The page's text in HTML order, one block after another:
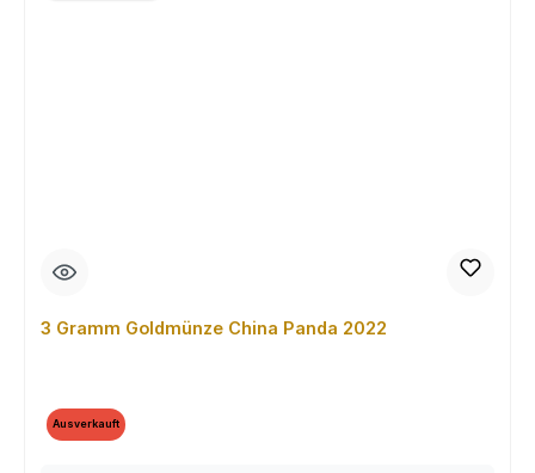
3 Gramm Goldmünze China Panda 2022
Ausverkauft